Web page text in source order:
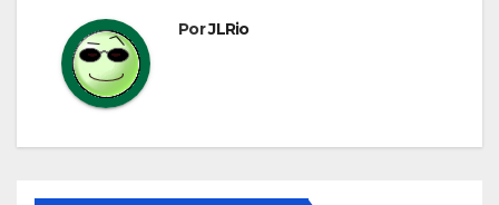
PorJLRio